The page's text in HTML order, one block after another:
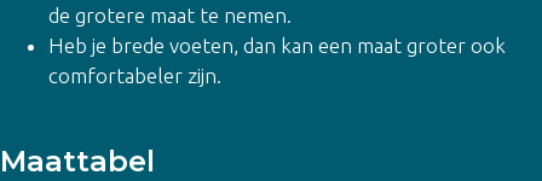
de grotere maat te nemen.
Heb je brede voeten, dan kan een maat groter ook
comfortabeler zijn.
Maattabel